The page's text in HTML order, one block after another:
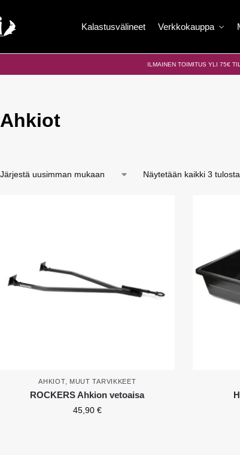
Kalastusvälineet Verkkokauppa
ILMAINEN TOIMITUS YLI 75€
Ahkiot
Näytetään kaikki 3 tulosta
AHKIOT, MUUT TARVIKKEET
ROCKERS Ahkion vetoaisa
45,90 €